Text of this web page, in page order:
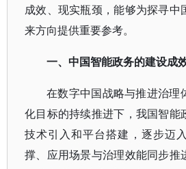
成效、现实瓶颈，能够为探寻中
来方向提供重要参考。
一、 中国智能政务的建设成
在数字中国战略与推进治理
化目标的持续推进下，我国智能
技术引入和平台搭建，逐步迈
撑、应用场景与治理效能同步推